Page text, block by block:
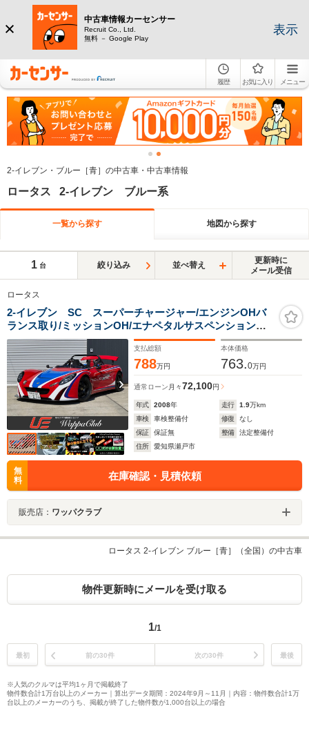
中古車情報カーセンサー
Recruit Co., Ltd.
無料 － Google Play
表示
履歴 お気に入り メニュー
2-イレブン・ブルー［青］の中古車・中古車情報
ロータス 2-イレブン ブルー系
一覧から探す 地図から探す
1 台 絞り込み 並べ替え
更新時に
メール受信
ロータス
2-イレブン SC スーパーチャージャー/エンジンOHバ
ランス取り/ミッションOH/エナペタルサスペンションキ
ット/OUTERPLUSエアロパーツ/ロータススポーツアルミ
ホイール
支払総額
788万円
本体価格
763.0万円
通常ローン 月々72,100円
年式 2008年 走行 1.9万km
車検
車検整備付 修復
なし
保証
保証無 整備
法定整備付
住所
愛知県瀬戸市
無
料
在庫確認・見積依頼
販売店： ワッパクラブ
ロータス 2-イレブン ブルー［青］（全国）の中古車
物件更新時にメールを受け取る
1/1
最初 前の30件 次の30件 最後
※人気のクルマは平均1ヶ月で掲載終了
物件数合計1万台以上のメーカー｜算出データ期間：2024年9月～11月｜内容：物件数合計1万
台以上のメーカーのうち、掲載が終了した物件数が1,000台以上の場合